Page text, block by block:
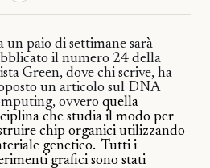
un paio di settimane sarà
il numero 24 della
Green, dove chi scrive, ha
un articolo sul DNA
ovvero quella
che studia il modo per
chip organici utilizzando
genetico. Tutti i
grafici sono stati